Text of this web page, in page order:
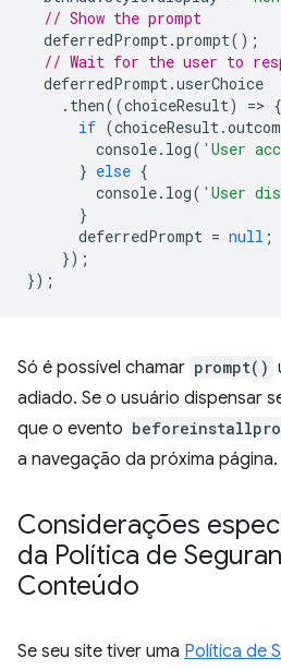
// Show the prompt
deferredPrompt.prompt();
// Wait for the user to
deferredPrompt.userChoice
. then((choiceResult) => {
if (choiceResult.
console. log( 'User
} else {
console. log( 'User
}
deferredPrompt = null ;
});
});
Só é possível chamar prompt()
adiado. Se o usuário dispensar
que o evento
a navegação da próxima página.
Considerações
da Política de
Conteúdo
Se seu site tiver uma Política de